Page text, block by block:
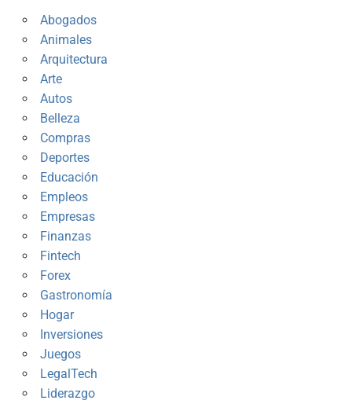
Abogados
Animales
Arquitectura
Arte
Autos
Belleza
Compras
Deportes
Educación
Empleos
Empresas
Finanzas
Fintech
Forex
Gastronomía
Hogar
Inversiones
Juegos
LegalTech
Liderazgo